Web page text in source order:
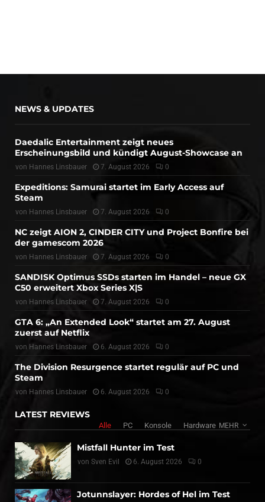
NEWS & UPDATES
Daedalic Entertainment zeigt neues
Erscheinungsbild und kündigt August-Showcase an
von Hannes Linsbauer 7. August 2026 0
Expeditions: Samurai startet im Early Access auf
Steam
von Hannes Linsbauer 7. August 2026 0
NC zeigt AION 2, CINDER CITY und Project Bonfire bei
der gamescom 2026
von Hannes Linsbauer 7. August 2026 0
SANDISK Optimus SSDs starten im Handel – neue GX
C50 erweitert Xbox Series X|S
von Hannes Linsbauer 7. August 2026 0
GTA 6: „An Extended Look“ startet am 27. August
zuerst auf Netflix
von Hannes Linsbauer 6. August 2026 0
The Division Resurgence startet regulär auf PC und
Steam
von Hannes Linsbauer 6. August 2026 0
LATEST REVIEWS
Alle PC Konsole Hardware MEHR
Mistfall Hunter im Test
von Sven Evil 6. August 2026 0
Jotunnslayer: Hordes of Hel im Test